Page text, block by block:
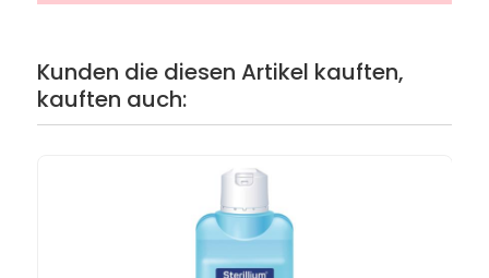
Kunden die diesen Artikel kauften,
kauften auch: